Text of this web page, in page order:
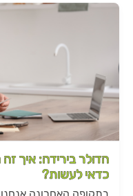
הדולר בירידה: איך
כדאי לעשות?